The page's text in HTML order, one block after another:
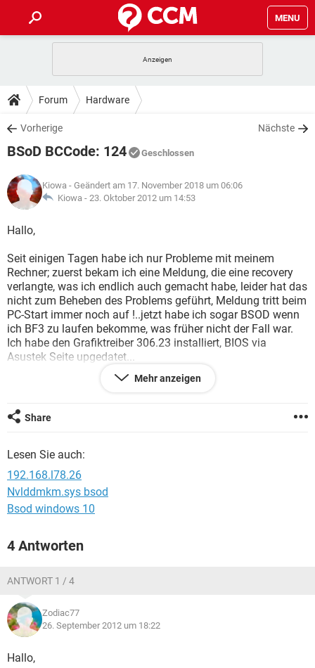
MENU
ANDROID
WINDOWS 10
WHATSAPP TIKTOK
FACEBOOK
TIPPS & TRICKS
SPIELE
WHATSAPP TIKTOK
FACEBOOK
DOWNLOADS
SPIELE STREAMING
ANDROID
WINDOWS 10 INSTAGRAM
WHATSAPP
SPIELE STREAMING
ANDROID
WINDOWS 10
WHATSAPP TIKTOK
FACEBOOK HARDWARE
LEXIKON
SPIELE
WINDOWS 10 INSTAGRAM
WHATSAPP TIKTOK
FACEBOOK HARDWARE
Forum Hardware
Vorherige Nächste
BSoD BCCode: 124 Geschlossen
Kiowa - Geändert am 17. November 2018 um 06:06
Kiowa - 23. Oktober 2012 um 14:53
Hallo,
Seit einigen Tagen habe ich nur Probleme mit meinem
Rechner; zuerst bekam ich eine Meldung, die eine recovery
verlangte, was ich endlich auch gemacht habe, leider hat das
nicht zum Beheben des Problems geführt, Meldung tritt beim
PC-Start immer noch auf !..jetzt habe ich sogar BSOD wenn
ich BF3 zu laufen bekomme, was früher nicht der Fall war.
Ich habe den Grafiktreiber 306.23 installiert, BIOS via
Asustek Seite upgedatet...
jetzt kann ich BF3 kaum starten, die 256.XX Treiber Version
wird von mir verlangt, und wenn ich BF3 zum laufen kriege,
BSOD...
Danke
Mehr anzeigen
Share
Lesen Sie auch:
192.168.l78.26
Nvlddmkm.sys bsod
Bsod windows 10
4 Antworten
ANTWORT 1 / 4
Zodiac77
26. September 2012 um 18:22
Hallo,